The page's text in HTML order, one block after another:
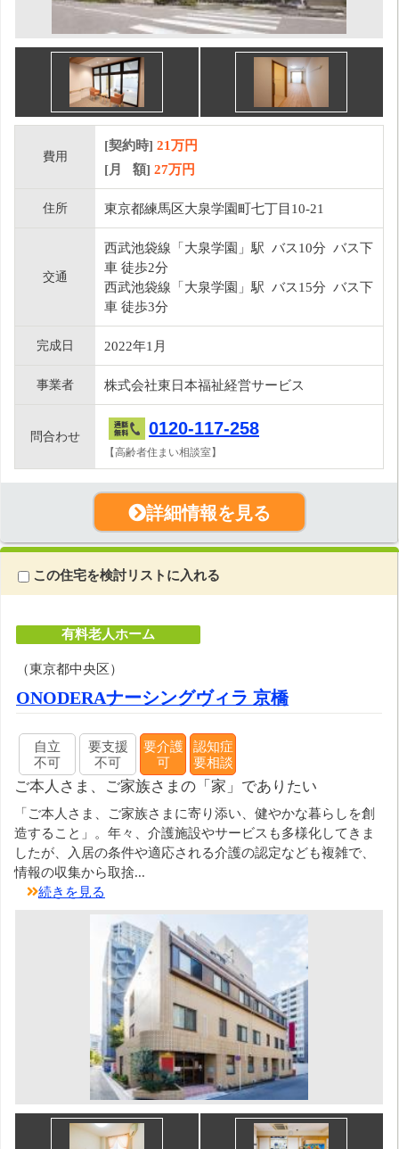
費用
[契約時] 21万円
[月 額] 27万円
住所 東京都練馬区大泉学園町七丁目10-21
交通
西武池袋線「大泉学園」駅 バス10分 バス下
車 徒歩2分
西武池袋線「大泉学園」駅 バス15分 バス下
車 徒歩3分
完成日 2022年1月
事業者 株式会社東日本福祉経営サービス
問合わせ 0120-117-258
【高齢者住まい相談室】
詳細情報を見る
この住宅を検討リストに入れる
有料老人ホーム
（東京都中央区）
ONODERAナーシングヴィラ 京橋
自立
不可
要支援
不可
要介護
可
認知症
要相談
ご本人さま、ご家族さまの「家」でありたい
「ご本人さま、ご家族さまに寄り添い、健やかな暮らしを創
造すること」。年々、介護施設やサービスも多様化してきま
したが、入居の条件や適応される介護の認定なども複雑で、
情報の収集から取捨...
続きを見る